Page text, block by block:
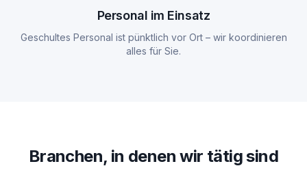
Personal im Einsatz
Geschultes Personal ist pünktlich vor Ort – wir koordinieren
alles für Sie.
Branchen, in denen wir tätig sind